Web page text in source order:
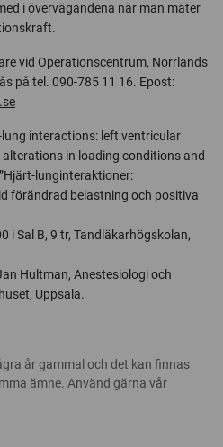
i övervägandena när man mäter
vid Operationscentrum, Norrlands
på tel. 090-785 11 16. Epost:
interactions: left ventricular
in loading conditions and
lunginteraktioner:
förändrad belastning och positiva
i Sal B, 9 tr, Tandläkarhögskolan,
Hultman, Anestesiologi och
Uppsala.
år gammal och det kan finnas
ämne. Använd gärna vår